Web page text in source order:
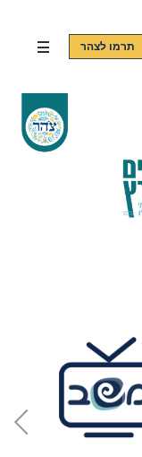
תרמו לצהר